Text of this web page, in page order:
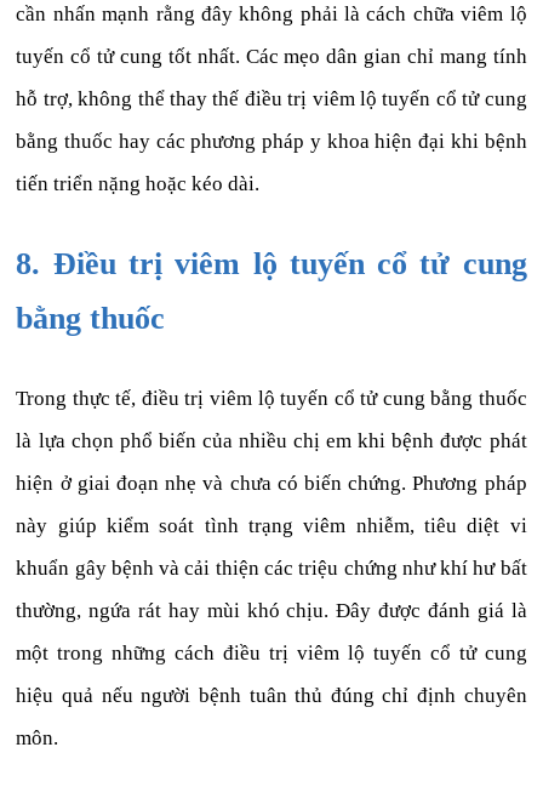
cần nhấn mạnh rằng đây không phải là cách chữa viêm lộ
tuyến cổ tử cung tốt nhất. Các mẹo dân gian chỉ mang tính
hỗ trợ, không thể thay thế điều trị viêm lộ tuyến cổ tử cung
bằng thuốc hay các phương pháp y khoa hiện đại khi bệnh
tiến triển nặng hoặc kéo dài.
8. Điều trị viêm lộ tuyến cổ tử cung
bằng thuốc
Trong thực tế, điều trị viêm lộ tuyến cổ tử cung bằng thuốc
là lựa chọn phổ biến của nhiều chị em khi bệnh được phát
hiện ở giai đoạn nhẹ và chưa có biến chứng. Phương pháp
này giúp kiểm soát tình trạng viêm nhiễm, tiêu diệt vi
khuẩn gây bệnh và cải thiện các triệu chứng như khí hư bất
thường, ngứa rát hay mùi khó chịu. Đây được đánh giá là
một trong những cách điều trị viêm lộ tuyến cổ tử cung
hiệu quả nếu người bệnh tuân thủ đúng chỉ định chuyên
môn.